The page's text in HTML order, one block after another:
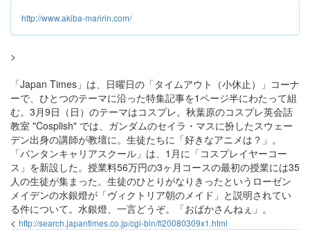
http://www.akiba-maririn.com/
>
「Japan Times」は、日曜日の「タイムアウト（小休止）」コーナ
ーで、ひとつのテーマに沿った特集記事を1ページ半にわたって組
む。3月9日（日）のテーマはコスプレ。秋葉原のコスプレ英会話
教室 "Cosplish" では、ガンダムのセイラ・マスに扮したスウェー
デン出身の講師が教壇に。生徒たちに「好きなアニメは？」。
「バンタンキャリアスクール」は、1月に「コスプレイヤーコー
ス」を新設した。授業料56万円の3ヶ月コースの最初の授業には35
人の生徒が集まった。生徒のひとりがなりきったというローゼン
メイデンの水銀燈が「ヴィクトリア朝のメイド」と説明されてい
る件について。水銀燈、一言どうぞ。「おばかさんねぇ」。
< http://search.japantimes.co.jp/cgi-bin/fl20080309x1.html